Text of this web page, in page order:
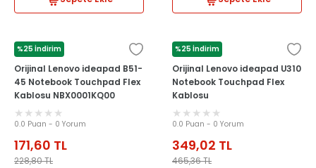
%25 İndirim
LENOVO
Orijinal Lenovo ideapad B51-
45 Notebook Touchpad Flex
Kablosu NBX0001KQ00
0.0 Puan - 0 Yorum
171,60 TL
228,80TL
%25 İndirim
LENOVO
Orijinal Lenovo ideapad U310
Notebook Touchpad Flex
Kablosu
0.0 Puan - 0 Yorum
349,02 TL
465,36TL